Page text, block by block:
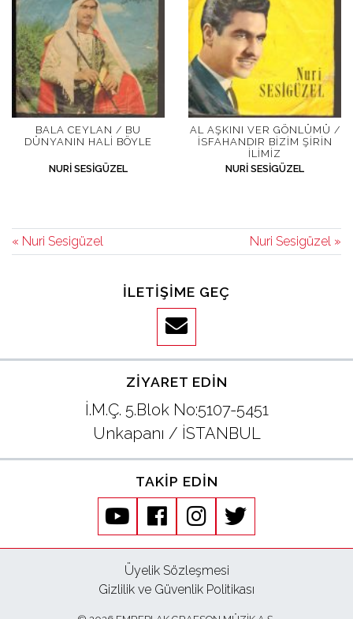
BALA CEYLAN / BU
DÜNYANIN HALI BÖYLE
NURI SESIGÜZEL
AL AŞKINI VER GÖNLÜMÜ /
İSFAHANDIR BIZIM ŞIRIN
İLIMIZ
NURI SESIGÜZEL
« Nuri Sesigüzel Nuri Sesigüzel »
İLETIŞIME GEÇ
ZIYARET EDIN
İ.M.Ç. 5.Blok No:5107-5451
Unkapanı / İSTANBUL
TAKIP EDIN
youtubefacebookinstagram
Üyelik Sözleşmesi
Gizlilik ve Güvenlik Politikası